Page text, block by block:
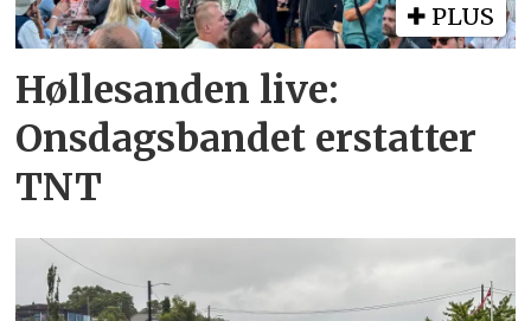
PLUS
Høllesanden live:
Onsdagsbandet erstatter
TNT